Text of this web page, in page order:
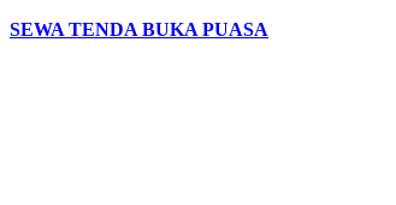
SEWA TENDA BUKA PUASA